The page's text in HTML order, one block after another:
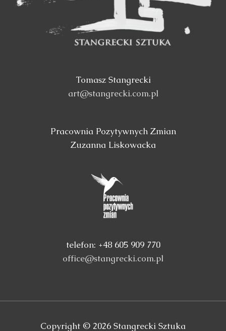
Tomasz Stangrecki
art@stangrecki.com.pl
Pracownia Pozytywnych Zmian
Zuzanna Liskowacka
telefon: +48 605 909 770
office@stangrecki.com.pl
Copyright © 2026 Stangrecki Sztuka